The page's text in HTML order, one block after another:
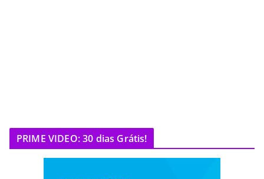
PRIME VIDEO: 30 dias Grátis!